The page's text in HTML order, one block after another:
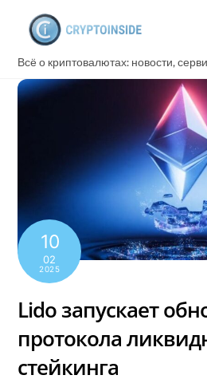
content
Всё о криптовалютах: новости,
10
02
2025
Lido запускает
протокола
стейкинга